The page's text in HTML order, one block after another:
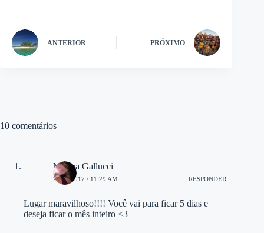
ANTERIOR PRÓXIMO
10 comentários
Marina Gallucci
24/01/2017 / 11:29 AM RESPONDER
Lugar maravilhoso!!!! Você vai para ficar 5 dias e
deseja ficar o mês inteiro <3